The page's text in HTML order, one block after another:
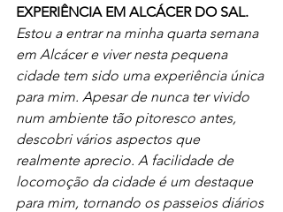
EXPERIÊNCIA EM ALCÁCER DO SAL.
Estou a entrar na minha quarta semana
em Alcácer e viver nesta pequena
cidade tem sido uma experiência única
para mim. Apesar de nunca ter vivido
num ambiente tão pitoresco antes,
descobri vários aspectos que
realmente aprecio. A facilidade de
locomoção da cidade é um destaque
para mim, tornando os passeios diários